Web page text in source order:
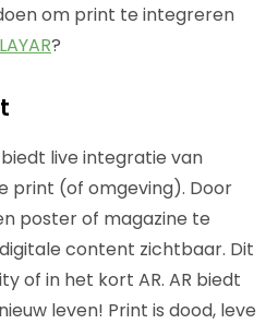
om print te integreren
LAYAR?
live integratie van
print (of omgeving). Door
poster of magazine te
content zichtbaar. Dit
of in het kort AR. AR biedt
leven! Print is dood, leve